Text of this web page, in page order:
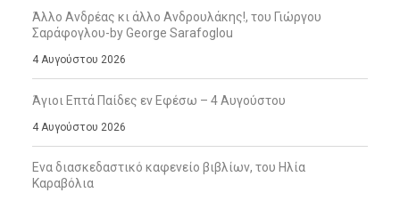
Άλλο Ανδρέας κι άλλο Ανδρουλάκης!, του Γιώργου
Σαράφογλου-by George Sarafoglou
4 Αυγούστου 2026
Άγιοι Επτά Παίδες εν Εφέσω – 4 Αυγούστου
4 Αυγούστου 2026
Ενα διασκεδαστικό καφενείο βιβλίων, του Ηλία
Καραβόλια